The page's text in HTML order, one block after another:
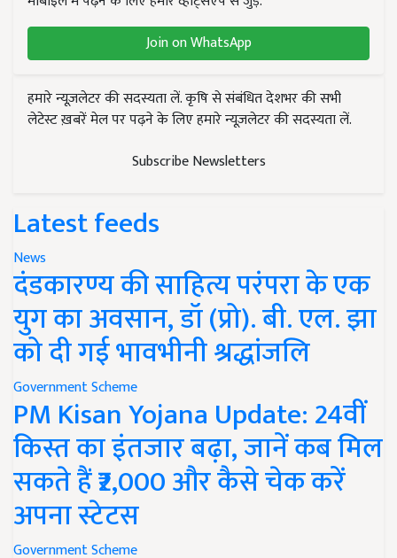
Join on WhatsApp
हमारे न्यूज़लेटर की सदस्यता लें. कृषि से संबंधित देशभर की सभी
लेटेस्ट ख़बरें मेल पर पढ़ने के लिए हमारे न्यूज़लेटर की सदस्यता लें.
Subscribe Newsletters
Latest feeds
News
दंडकारण्य की साहित्य परंपरा के एक
युग का अवसान, डॉ (प्रो). बी. एल. झा
को दी गई भावभीनी श्रद्धांजलि
Government Scheme
PM Kisan Yojana Update: 24वीं
किस्त का इंतजार बढ़ा, जानें कब मिल
सकते हैं ₹2,000 और कैसे चेक करें
अपना स्टेटस
Government Scheme